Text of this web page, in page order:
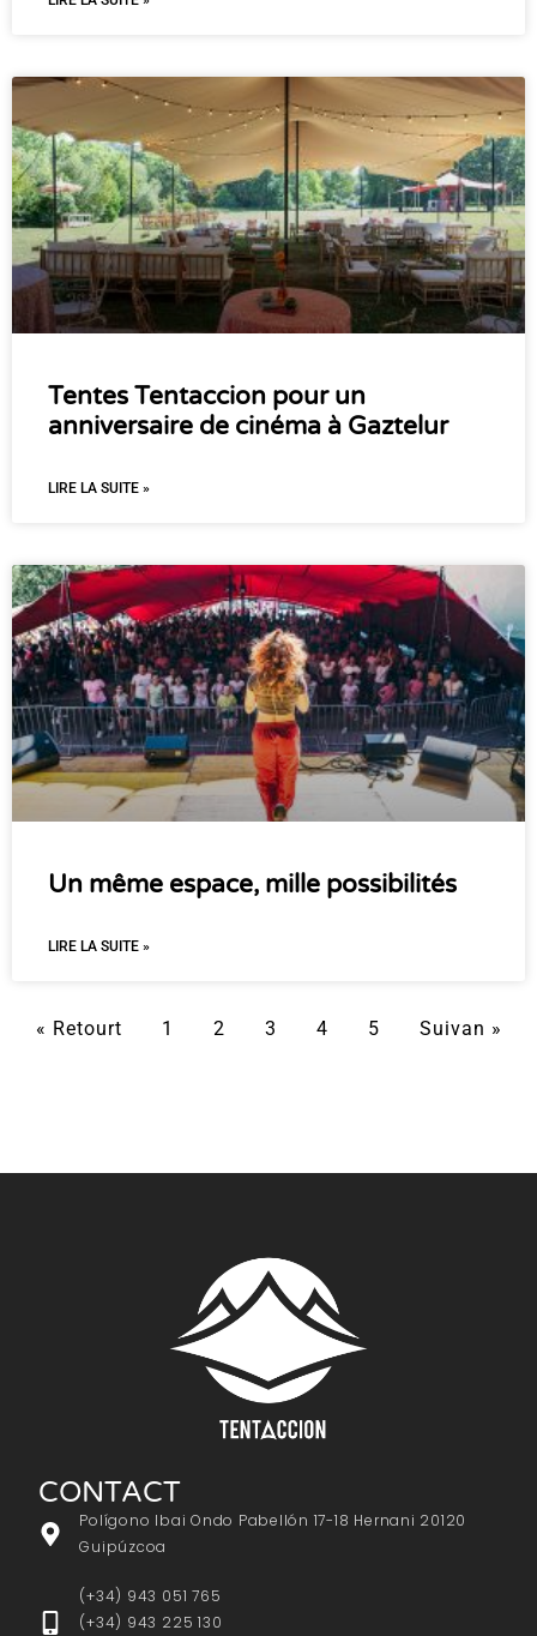
Tentes Tentaccion pour un
anniversaire de cinéma à Gaztelur
LIRE LA SUITE »
Un même espace, mille possibilités
LIRE LA SUITE »
« Retourt 1 2 3 4 5 Suivan »
CONTACT
Polígono Ibai Ondo Pabellón 17-18 Hernani 20120
Guipúzcoa
(+34) 943 051 765
(+34) 943 225 130